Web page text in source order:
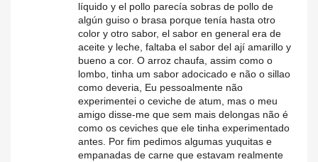
líquido y el pollo parecía sobras de pollo de
algún guiso o brasa porque tenía hasta otro
color y otro sabor, el sabor en general era de
aceite y leche, faltaba el sabor del ají amarillo y
bueno a cor. O arroz chaufa, assim como o
lombo, tinha um sabor adocicado e não o sillao
como deveria, Eu pessoalmente não
experimentei o ceviche de atum, mas o meu
amigo disse-me que sem mais delongas não é
como os ceviches que ele tinha experimentado
antes. Por fim pedimos algumas yuquitas e
empanadas de carne que estavam realmente